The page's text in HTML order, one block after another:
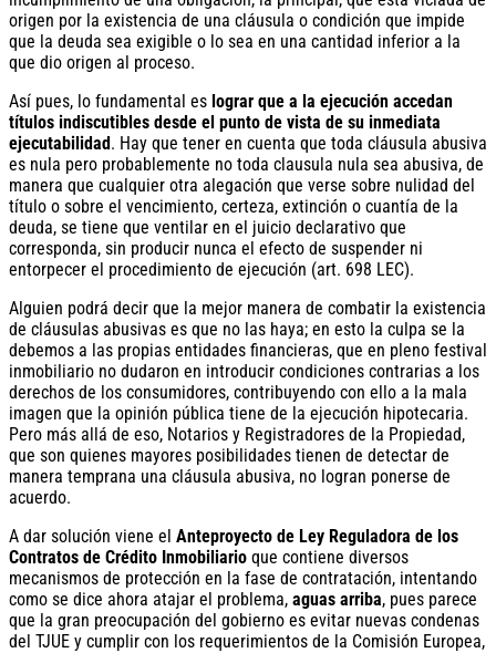
origen por la existencia de una cláusula o condición que impide
que la deuda sea exigible o lo sea en una cantidad inferior a la
que dio origen al proceso.
Así pues, lo fundamental es lograr que a la ejecución accedan
títulos indiscutibles desde el punto de vista de su inmediata
ejecutabilidad . Hay que tener en cuenta que toda cláusula abusiva
es nula pero probablemente no toda clausula nula sea abusiva, de
manera que cualquier otra alegación que verse sobre nulidad del
título o sobre el vencimiento, certeza, extinción o cuantía de la
deuda, se tiene que ventilar en el juicio declarativo que
corresponda, sin producir nunca el efecto de suspender ni
entorpecer el procedimiento de ejecución (art. 698 LEC).
Alguien podrá decir que la mejor manera de combatir la existencia
de cláusulas abusivas es que no las haya; en esto la culpa se la
debemos a las propias entidades financieras, que en pleno festival
inmobiliario no dudaron en introducir condiciones contrarias a los
derechos de los consumidores, contribuyendo con ello a la mala
imagen que la opinión pública tiene de la ejecución hipotecaria.
Pero más allá de eso, Notarios y Registradores de la Propiedad,
que son quienes mayores posibilidades tienen de detectar de
manera temprana una cláusula abusiva, no logran ponerse de
acuerdo.
A dar solución viene el Anteproyecto de Ley Reguladora de los
Contratos de Crédito Inmobiliario que contiene diversos
mecanismos de protección en la fase de contratación, intentando
como se dice ahora atajar el problema, aguas arriba, pues parece
que la gran preocupación del gobierno es evitar nuevas condenas
del TJUE y cumplir con los requerimientos de la Comisión Europea,